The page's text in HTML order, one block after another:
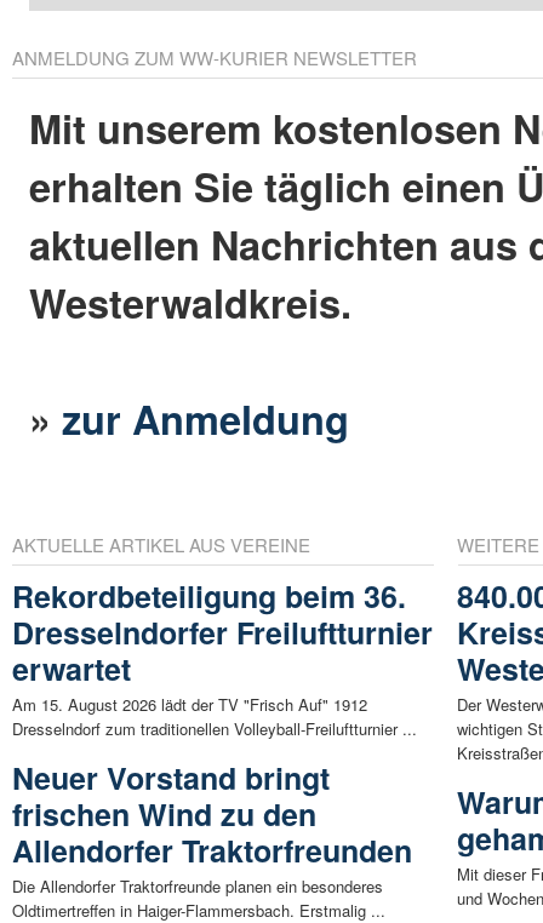
ANMELDUNG ZUM WW-KURIER NEWSLETTER
Mit unserem kostenlosen
erhalten Sie täglich einen
aktuellen Nachrichten aus
Westerwaldkreis.
»zur Anmeldung
AKTUELLE ARTIKEL AUS VEREINE
Rekordbeteiligung beim 36.
Dresselndorfer Freiluftturnier
erwartet
Am 15. August 2026 lädt der TV "Frisch Auf" 1912
Dresselndorf zum traditionellen Volleyball-Freiluftturnier ...
Neuer Vorstand bringt
frischen Wind zu den
Allendorfer Traktorfreunden
Die Allendorfer Traktorfreunde planen ein besonderes
Oldtimertreffen in Haiger-Flammersbach. Erstmalig ...
Der
wichtigen
Mit dieser
und